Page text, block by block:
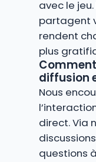
avec le
partagent
rendent
plus
diffusion
Nous
direct. Via
questions